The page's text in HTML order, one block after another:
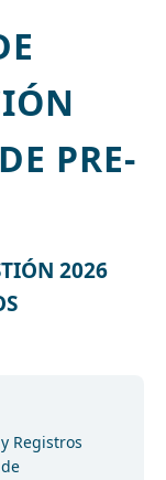
PRE-
2026
Registros